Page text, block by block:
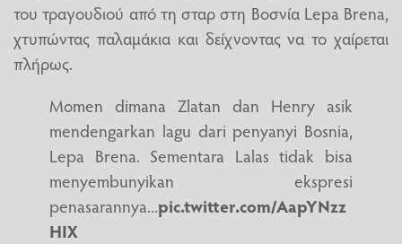
του τραγουδιού από τη σταρ στη Βοσνία Lepa Brena,
χτυπώντας παλαμάκια και δείχνοντας να το χαίρεται
πλήρως.
Momen dimana Zlatan dan Henry asik
mendengarkan lagu dari penyanyi Bosnia,
Lepa Brena. Sementara Lalas tidak bisa
menyembunyikan ekspresi
penasarannya...pic.twitter.com/AapYNzz
HIX